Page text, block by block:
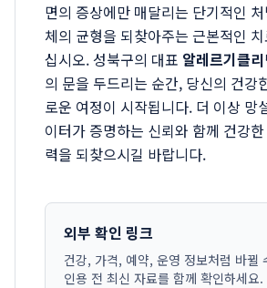
면의 증상에만 매달리는 단기적인
체의 균형을 되찾아주는 근본적인
십시오. 성북구의 대표 알레르기클
의 문을 두드리는 순간, 당신의 건강
로운 여정이 시작됩니다. 더 이상 망
이터가 증명하는 신뢰와 함께 건강
력을 되찾으시길 바랍니다.
외부 확인 링크
건강, 가격, 예약, 운영 정보처럼 바뀔
인용 전 최신 자료를 함께 확인하세요.